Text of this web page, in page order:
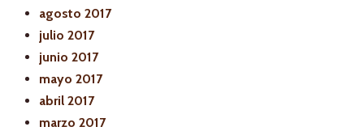
agosto 2017
julio 2017
junio 2017
mayo 2017
abril 2017
marzo 2017